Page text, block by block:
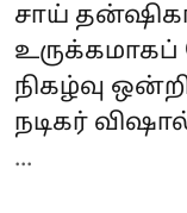
சாய்
உருக்கமாகப்
நிகழ்வு
நடிகர்
...